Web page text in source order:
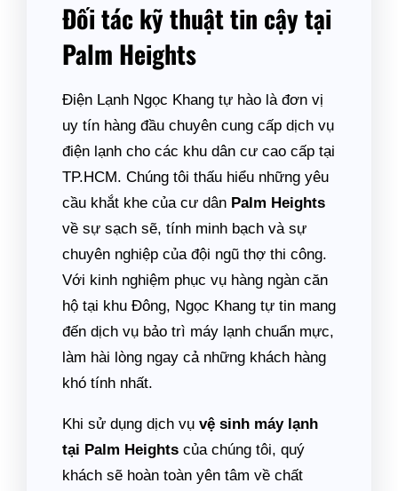
Đối tác kỹ thuật tin cậy tại
Palm Heights
Điện Lạnh Ngọc Khang tự hào là đơn vị
uy tín hàng đầu chuyên cung cấp dịch vụ
điện lạnh cho các khu dân cư cao cấp tại
TP.HCM. Chúng tôi thấu hiểu những yêu
cầu khắt khe của cư dân Palm Heights
về sự sạch sẽ, tính minh bạch và sự
chuyên nghiệp của đội ngũ thợ thi công.
Với kinh nghiệm phục vụ hàng ngàn căn
hộ tại khu Đông, Ngọc Khang tự tin mang
đến dịch vụ bảo trì máy lạnh chuẩn mực,
làm hài lòng ngay cả những khách hàng
khó tính nhất.
Khi sử dụng dịch vụ vệ sinh máy lạnh
tại Palm Heights của chúng tôi, quý
khách sẽ hoàn toàn yên tâm về chất